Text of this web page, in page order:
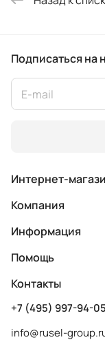
Подписаться на
Интернет-
Компания
Информация
Помощь
Контакты
+7 (495) 997-94-05
info@rusel-